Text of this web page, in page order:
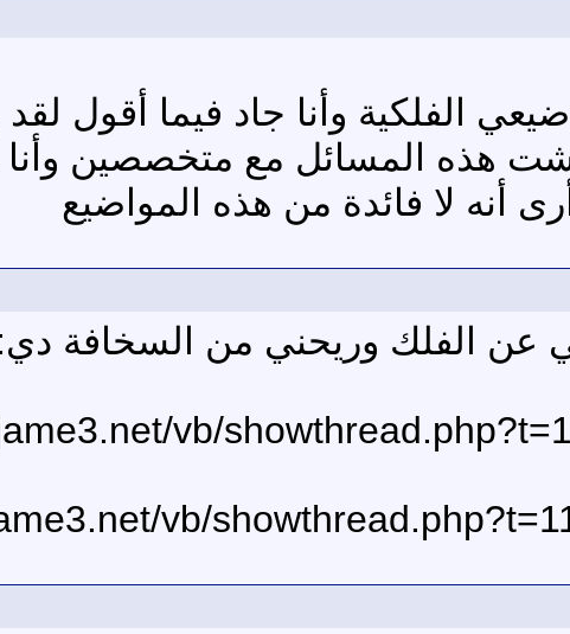
الفلكية وأنا جاد فيما أقول
هذه المسائل مع متخصصين
أنه لا فائدة من هذه المواضيع
عن الفلك وريحني من السخافة دي: